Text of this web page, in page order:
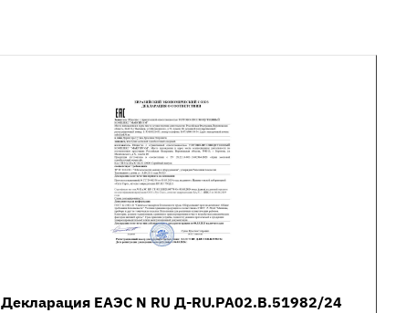
Декларация ЕАЭС N RU Д-RU.РА02.В.51982/24